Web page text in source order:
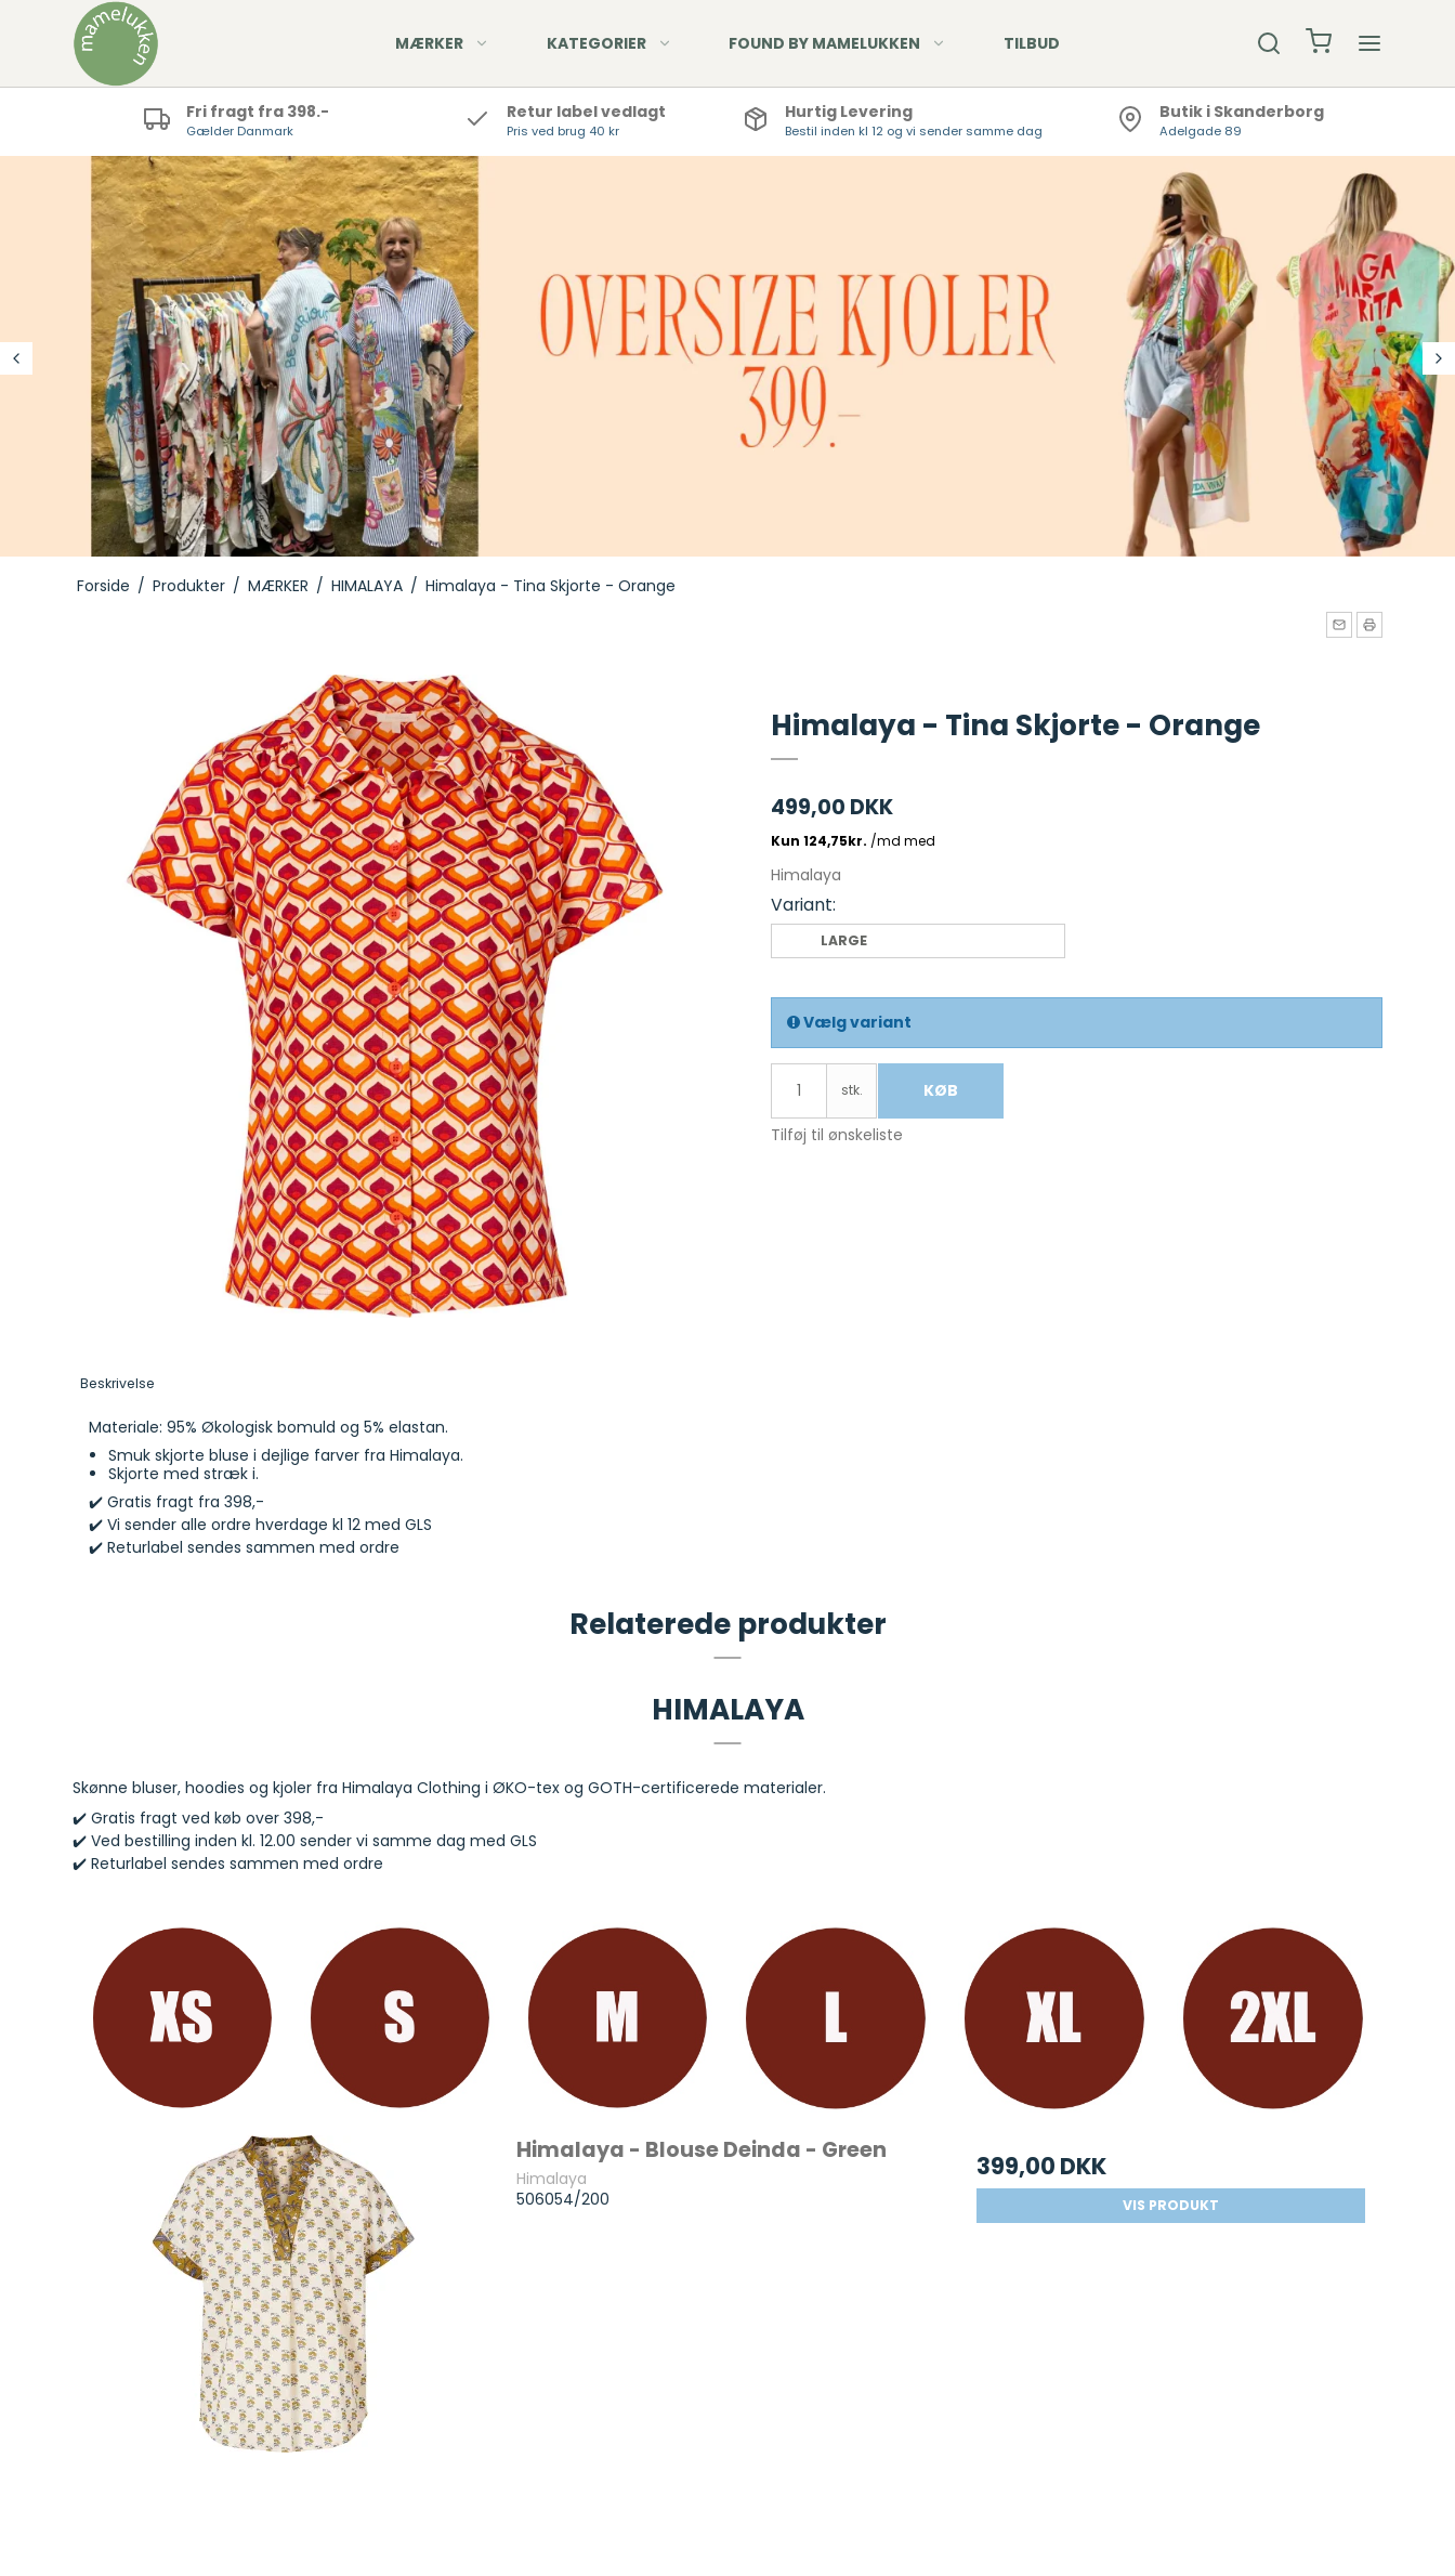
MÆRKER
Nyheder - Pont Neuf
Denim Jeans
bomuld
Toppe
Leggings
KATEGORIER
STRØMPER
TØRKLÆDER
FOUND BY MAMELUKKEN TILBUD
Fri fragt fra 398.-
Gælder Danmark
Retur label vedlagt
Pris ved brug 40 kr
Hurtig Levering
Bestil inden kl 12 og vi sender samme dag
Butik i Skanderborg
Adelgade 89
Forside / Produkter / MÆRKER / HIMALAYA / Himalaya - Tina Skjorte - Orange
Himalaya - Tina Skjorte - Orange
499,00 DKK
Himalaya
Variant:
LARGE
Vælg variant
stk. KØB
Tilføj til ønskeliste
Beskrivelse
Materiale: 95% Økologisk bomuld og 5% elastan.
Smuk skjorte bluse i dejlige farver fra Himalaya.
Skjorte med stræk i.
✔️ Gratis fragt fra 398,-
✔️ Vi sender alle ordre hverdage kl 12 med GLS
✔️ Returlabel sendes sammen med ordre
Relaterede produkter
HIMALAYA
Skønne bluser, hoodies og kjoler fra Himalaya Clothing i ØKO-tex og GOTH-certificerede materialer.
✔️ Gratis fragt ved køb over 398,-
✔️ Ved bestilling inden kl. 12.00 sender vi samme dag med GLS
✔️ Returlabel sendes sammen med ordre
Himalaya - Blouse Deinda - Green
Himalaya
506054/200
399,00 DKK
VIS PRODUKT